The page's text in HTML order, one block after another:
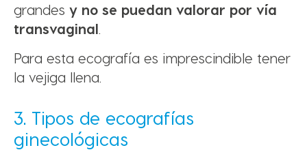
grandes y no se puedan valorar por vía
transvaginal.
Para esta ecografía es imprescindible tener
la vejiga llena.
3. Tipos de ecografías
ginecológicas